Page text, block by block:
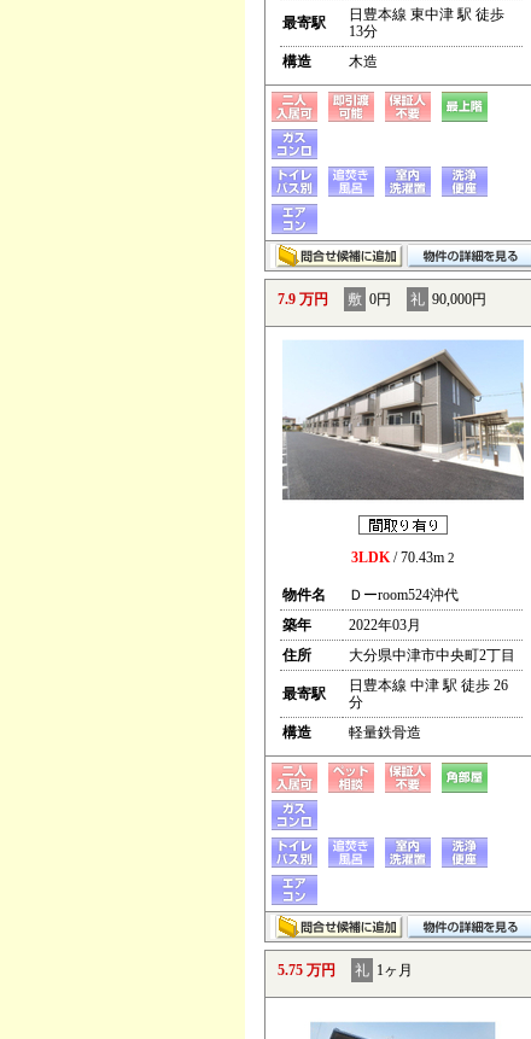
最寄駅
日豊本線 東中津 駅 徒歩
13分
構造
木造
7.9 万円 敷 0円 礼 90,000円
3LDK/ 70.43m 2
物件名
Ｄーroom524沖代
築年
2022年03月
住所
大分県中津市中央町2丁目
最寄駅
日豊本線 中津 駅 徒歩 26
分
構造
軽量鉄骨造
5.75 万円 礼 1ヶ月